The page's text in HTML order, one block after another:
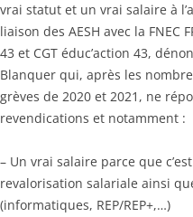
vrai statut et un vrai salaire à
liaison des AESH avec la FNEC
43 et CGT éduc’action 43,
Blanquer qui, après les
grèves de 2020 et 2021, ne
revendications et notamment :
– Un vrai salaire parce que
revalorisation salariale ainsi
(informatiques, REP/REP+,…)